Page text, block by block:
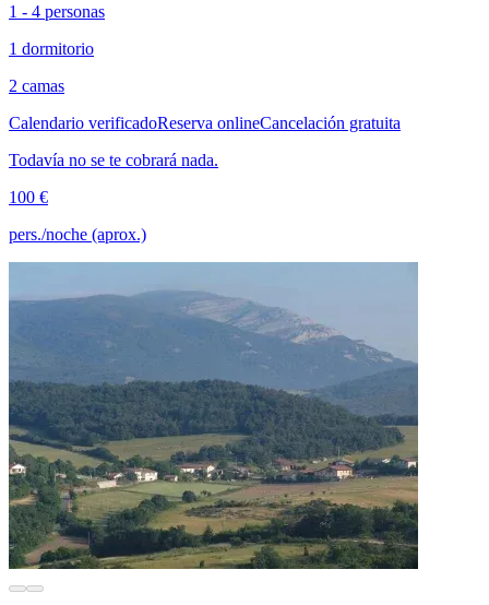
1 - 4 personas
1 dormitorio
2 camas
Calendario verificadoReserva onlineCancelación gratuita
Todavía no se te cobrará nada.
100 €
pers./noche (aprox.)